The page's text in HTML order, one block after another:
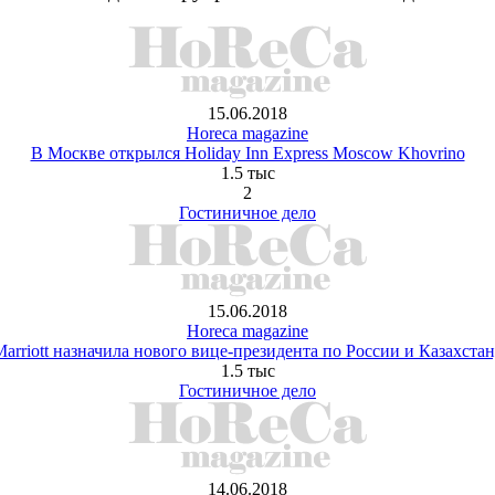
15.06.2018
Horeca magazine
В Москве открылся Holiday Inn Express Moscow Khovrino
1.5 тыс
2
Гостиничное дело
15.06.2018
Horeca magazine
назначила нового вице-президента по России и
1.5 тыс
Гостиничное дело
14.06.2018